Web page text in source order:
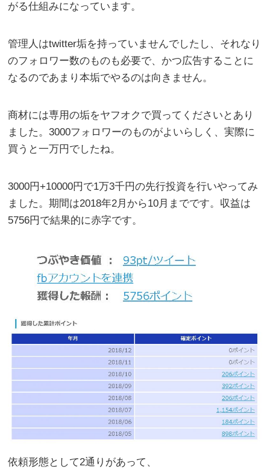
がる仕組みになっています。
管理人はtwitter垢を持っていませんでしたし、それなり
のフォロワー数のものも必要で、かつ広告することに
なるのであまり本垢でやるのは向きません。
商材には専用の垢をヤフオクで買ってくださいとあり
ました。3000フォロワーのものがよいらしく、実際に
買うと一万円でしたね。
3000円+10000円で1万3千円の先行投資を行いやってみ
ました。期間は2018年2月から10月までです。収益は
5756円で結果的に赤字です。
依頼形態として2通りがあって、